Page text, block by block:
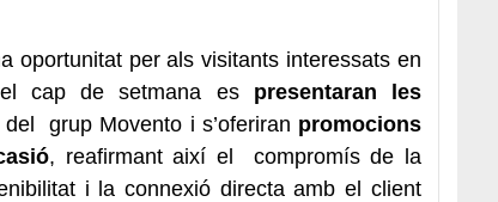
oportunitat per als visitants interessats en
cap de setmana es presentaran les
del grup Movento i s’oferiran promocions
, reafirmant així el compromís de la
i la connexió directa amb el client